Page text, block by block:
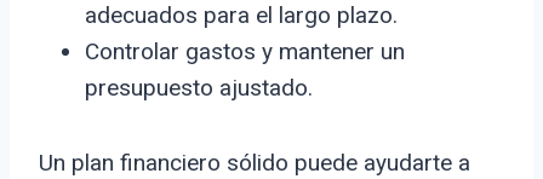
adecuados para el largo plazo.
Controlar gastos y mantener un
presupuesto ajustado.
Un plan financiero sólido puede ayudarte a